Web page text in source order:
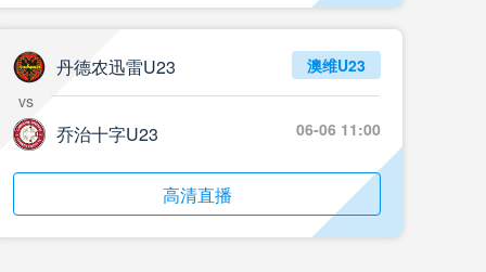
丹德农迅雷U23
vs
乔治十字U23
澳维U23
06-06 11:00
高清直播